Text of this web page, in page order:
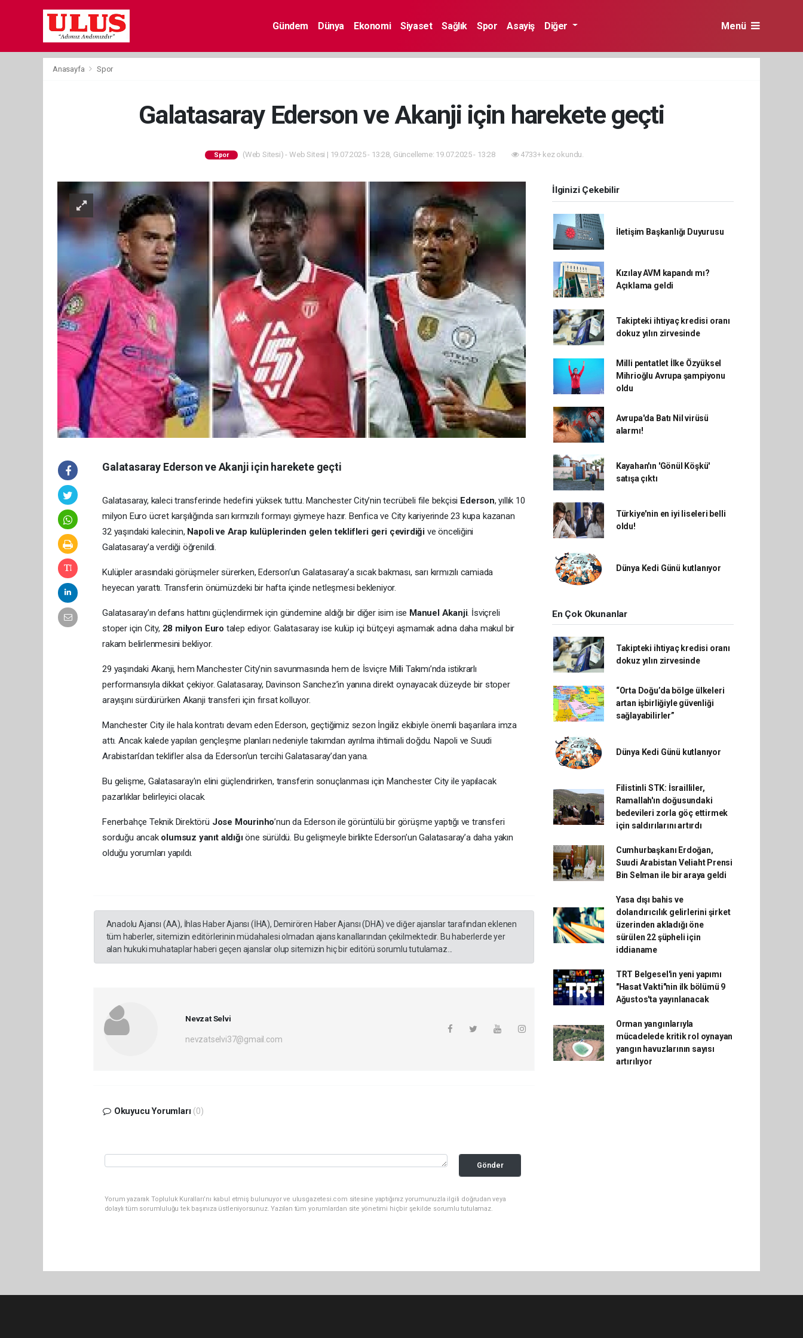
Gündem Dünya Ekonomi Siyaset Sağlık Spor Asayiş Diğer Menü
Anasayfa Spor
Galatasaray Ederson ve Akanji için harekete geçti
Spor (Web Sitesi) - Web Sitesi | 19.07.2025 - 13:28, Güncelleme: 19.07.2025 - 13:28 4733+ kez okundu.
Galatasaray Ederson ve Akanji için harekete geçti
Galatasaray, kaleci transferinde hedefini yüksek tuttu. Manchester City’nin tecrübeli file bekçisi Ederson, yıllık 10
milyon Euro ücret karşılığında sarı kırmızılı formayı giymeye hazır. Benfica ve City kariyerinde 23 kupa kazanan
32 yaşındaki kalecinin, Napoli ve Arap kulüplerinden gelen teklifleri geri çevirdiğive önceliğini
Galatasaray’a verdiği öğrenildi.
Kulüpler arasındaki görüşmeler sürerken, Ederson’un Galatasaray’a sıcak bakması, sarı kırmızılı camiada
heyecan yarattı. Transferin önümüzdeki bir hafta içinde netleşmesi bekleniyor.
Galatasaray’ın defans hattını güçlendirmek için gündemine aldığı bir diğer isim ise Manuel Akanji. İsviçreli
stoper için City, 28 milyon Euro talep ediyor. Galatasaray ise kulüp içi bütçeyi aşmamak adına daha makul bir
rakam belirlenmesini bekliyor.
29 yaşındaki Akanji, hem Manchester City’nin savunmasında hem de İsviçre Milli Takımı’nda istikrarlı
performansıyla dikkat çekiyor. Galatasaray, Davinson Sanchez’in yanına direkt oynayacak düzeyde bir stoper
arayışını sürdürürken Akanji transferi için fırsat kolluyor.
Manchester City ile hala kontratı devam eden Ederson, geçtiğimiz sezon İngiliz ekibiyle önemli başarılara imza
attı. Ancak kalede yapılan gençleşme planları nedeniyle takımdan ayrılma ihtimali doğdu. Napoli ve Suudi
Arabistan’dan teklifler alsa da Ederson’un tercihi Galatasaray’dan yana.
Bu gelişme, Galatasaray'ın elini güçlendirirken, transferin sonuçlanması için Manchester City ile yapılacak
pazarlıklar belirleyici olacak.
Fenerbahçe Teknik Direktörü Jose Mourinho’nun da Ederson ile görüntülü bir görüşme yaptığı ve transferi
sorduğu ancak olumsuz yanıt aldığıöne sürüldü. Bu gelişmeyle birlikte Ederson’un Galatasaray’a daha yakın
olduğu yorumları yapıldı.
Anadolu Ajansı (AA), İhlas Haber Ajansı (İHA), Demirören Haber Ajansı (DHA) ve diğer ajanslar tarafından eklenen
tüm haberler, sitemizin editörlerinin müdahalesi olmadan ajans kanallarından çekilmektedir. Bu haberlerde yer
alan hukuki muhataplar haberi geçen ajanslar olup sitemizin hiç bir editörü sorumlu tutulamaz...
Nevzat Selvi
nevzatselvi37@gmail.com
Okuyucu Yorumları (0)
Gönder
Yorum yazarak Topluluk Kuralları’nı kabul etmiş bulunuyor ve ulusgazetesi.com sitesine yaptığınız yorumunuzla ilgili doğrudan veya
dolaylı tüm sorumluluğu tek başınıza üstleniyorsunuz. Yazılan tüm yorumlardan site yönetimi hiçbir şekilde sorumlu tutulamaz.
İlginizi Çekebilir
İletişim Başkanlığı Duyurusu
Kızılay AVM kapandı mı?
Açıklama geldi
Takipteki ihtiyaç kredisi oranı
dokuz yılın zirvesinde
Milli pentatlet İlke Özyüksel
Mihrioğlu Avrupa şampiyonu
oldu
Avrupa'da Batı Nil virüsü
alarmı!
Kayahan'ın 'Gönül Köşkü'
satışa çıktı
Türkiye'nin en iyi liseleri belli
oldu!
Dünya Kedi Günü kutlanıyor
En Çok Okunanlar
Takipteki ihtiyaç kredisi oranı
dokuz yılın zirvesinde
“Orta Doğu’da bölge ülkeleri
artan işbirliğiyle güvenliği
sağlayabilirler”
Dünya Kedi Günü kutlanıyor
Filistinli STK: İsrailliler,
Ramallah'ın doğusundaki
bedevileri zorla göç ettirmek
için saldırılarını artırdı
Cumhurbaşkanı Erdoğan,
Suudi Arabistan Veliaht Prensi
Bin Selman ile bir araya geldi
Yasa dışı bahis ve
dolandırıcılık gelirlerini şirket
üzerinden akladığı öne
sürülen 22 şüpheli için
iddianame
TRT Belgesel'in yeni yapımı
"Hasat Vakti"nin ilk bölümü 9
Ağustos'ta yayınlanacak
Orman yangınlarıyla
mücadelede kritik rol oynayan
yangın havuzlarının sayısı
artırılıyor